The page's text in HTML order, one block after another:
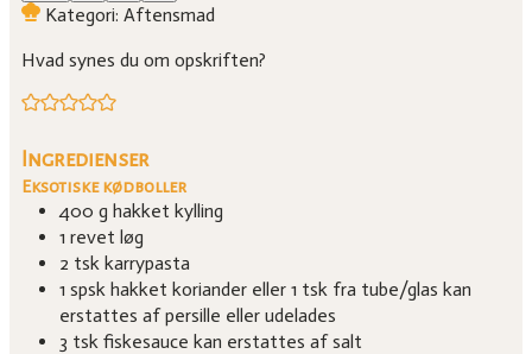
Kategori: Aftensmad
Hvad synes du om opskriften?
Ingredienser
Eksotiske kødboller
400 g hakket kylling
1 revet løg
2 tsk karrypasta
1 spsk hakket koriander eller 1 tsk fra tube/glas kan
erstattes af persille eller udelades
3 tsk fiskesauce kan erstattes af salt